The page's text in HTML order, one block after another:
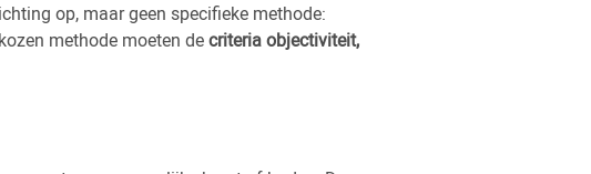
op, maar geen specifieke methode:
methode moeten decriteria objectiviteit,